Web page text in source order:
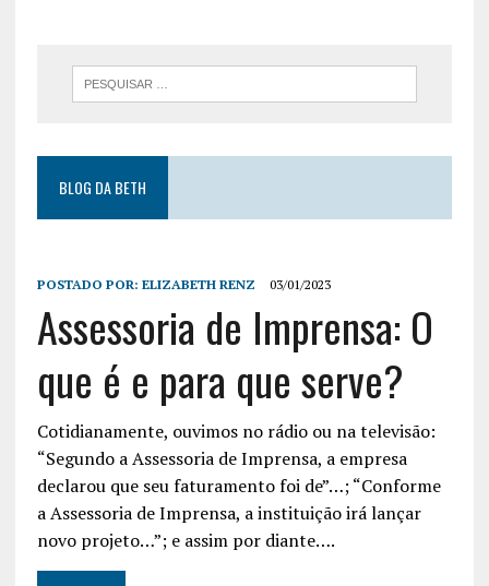
BLOG DA BETH
POSTADO POR: ELIZABETH RENZ 03/01/2023
Assessoria de Imprensa: O
que é e para que serve?
Cotidianamente, ouvimos no rádio ou na televisão:
“Segundo a Assessoria de Imprensa, a empresa
declarou que seu faturamento foi de”…; “Conforme
a Assessoria de Imprensa, a instituição irá lançar
novo projeto…”; e assim por diante….